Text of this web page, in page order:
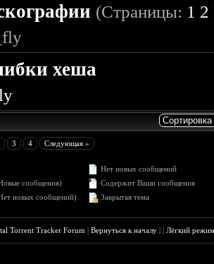
(Страницы: 1 2
оценка: 0 из 5
12 345
хеша
3 4 Следующая »
сообщения)
новых сообщений)
Нет новых сообщений
Содержит Ваши сообщения
Закрытая тема
Torrent Tracker Forum |Вернуться к началу ||Лёгкий